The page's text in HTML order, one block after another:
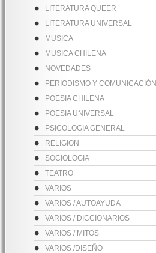
LITERATURA QUEER
LITERATURA UNIVERSAL
MUSICA
MUSICA CHILENA
NOVEDADES
PERIODISMO Y COMUNICACIÓN
POESIA CHILENA
POESIA UNIVERSAL
PSICOLOGIA GENERAL
RELIGION
SOCIOLOGIA
TEATRO
VARIOS
VARIOS / AUTOAYUDA
VARIOS / DICCIONARIOS
VARIOS / MITOS
VARIOS /DISEÑO